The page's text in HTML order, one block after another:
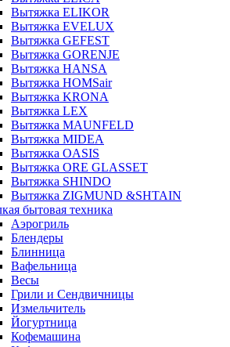
Вытяжка ELIKOR
Вытяжка EVELUX
Вытяжка GEFEST
Вытяжка GORENJE
Вытяжка HANSA
Вытяжка HOMSair
Вытяжка KRONA
Вытяжка LEX
Вытяжка MAUNFELD
Вытяжка MIDEA
Вытяжка OASIS
Вытяжка ORE GLASSET
Вытяжка SHINDO
Вытяжка ZIGMUND &SHTAIN
бытовая техника
Аэрогриль
Блендеры
Блинница
Вафельница
Весы
Грили и Сендвичницы
Измельчитель
Йогуртница
Кофемашина